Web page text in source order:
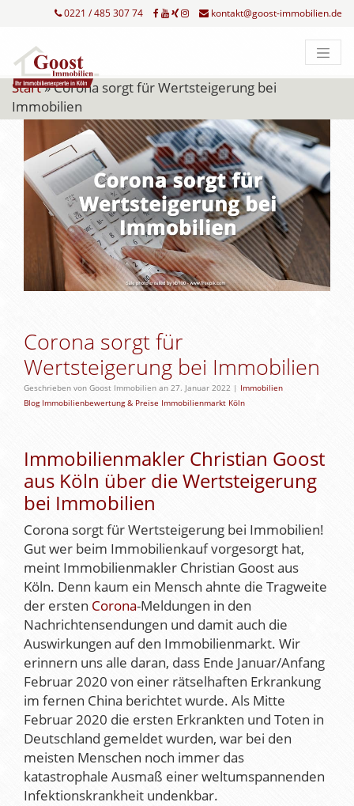
0221 / 485 307 74 kontakt@goost-immobilien.de
Start»Corona sorgt für Wertsteigerung bei
Immobilien
Corona sorgt für
Wertsteigerung bei Immobilien
Geschrieben von Goost Immobilien an 27. Januar 2022 | Immobilien
Blog Immobilienbewertung & Preise Immobilienmarkt Köln
Immobilienmakler Christian Goost
aus Köln über die Wertsteigerung
bei Immobilien
Corona sorgt für Wertsteigerung bei Immobilien!
Gut wer beim Immobilienkauf vorgesorgt hat,
meint Immobilienmakler Christian Goost aus
Köln. Denn kaum ein Mensch ahnte die Tragweite
der ersten Corona-Meldungen in den
Nachrichtensendungen und damit auch die
Auswirkungen auf den Immobilienmarkt. Wir
erinnern uns alle daran, dass Ende Januar/Anfang
Februar 2020 von einer rätselhaften Erkrankung
im fernen China berichtet wurde. Als Mitte
Februar 2020 die ersten Erkrankten und Toten in
Deutschland gemeldet wurden, war bei den
meisten Menschen noch immer das
katastrophale Ausmaß einer weltumspannenden
Infektionskrankheit undenkbar.